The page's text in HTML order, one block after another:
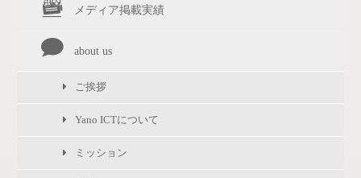
メディア掲載実績
about us
ご挨拶
Yano ICTについて
ミッション